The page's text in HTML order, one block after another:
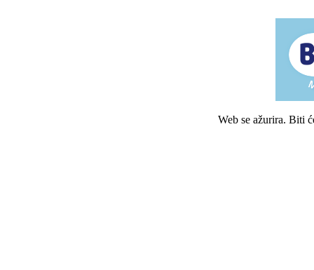
Web se ažurira. Biti